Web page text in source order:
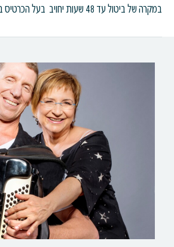
במקרה של ביטול עד 48 שעות יחויב בעל הכרטיס בחיוב מלא